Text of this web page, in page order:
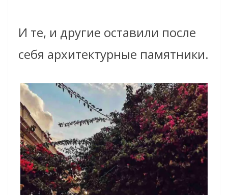
И те, и другие оставили после
себя архитектурные памятники.